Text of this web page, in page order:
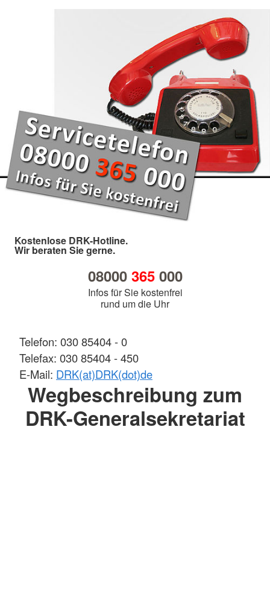
Kostenlose DRK-Hotline.
Wir beraten Sie gerne.
08000 365000
Infos für Sie kostenfrei
rund um die Uhr
Telefon: 030 85404 - 0
Telefax: 030 85404 - 450
E-Mail: DRK(at)DRK(dot)de
Wegbeschreibung zum
DRK-Generalsekretariat